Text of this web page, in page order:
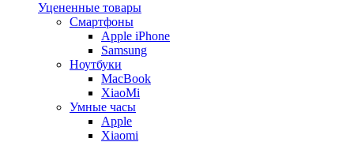
Уцененные товары
Cмартфоны
Apple iPhone
Samsung
Ноутбуки
MacBook
XiaoMi
Умные часы
Apple
Xiaomi